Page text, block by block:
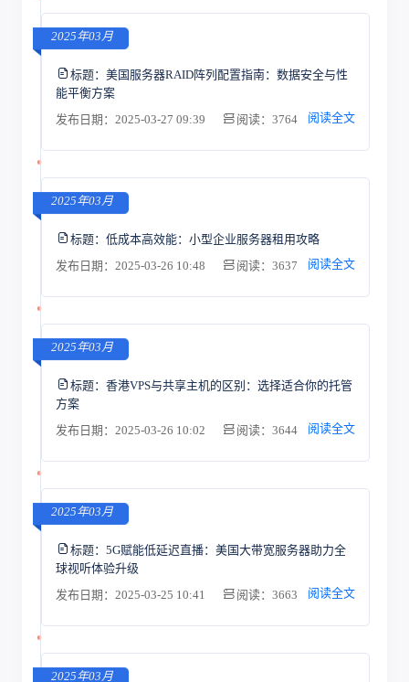
2025年03月
标题： 美国服务器RAID阵列配置指南：数据安全与性
能平衡方案
发布日期：2025-03-27 09:39
阅读：3764 阅读全文
2025年03月
标题： 低成本高效能：小型企业服务器租用攻略
发布日期：2025-03-26 10:48
阅读：3637 阅读全文
2025年03月
标题： 香港VPS与共享主机的区别：选择适合你的托管
方案
发布日期：2025-03-26 10:02
阅读：3644 阅读全文
2025年03月
标题： 5G赋能低延迟直播：美国大带宽服务器助力全
球视听体验升级
发布日期：2025-03-25 10:41
阅读：3663 阅读全文
2025年03月